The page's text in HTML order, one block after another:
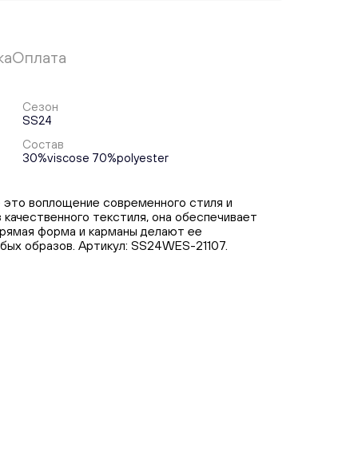
Оплата
Сезон
SS24
Состав
30%viscose 70%polyester
воплощение современного стиля и
текстиля, она обеспечивает
форма и карманы делают ее
образов. Артикул: SS24WES-21107.